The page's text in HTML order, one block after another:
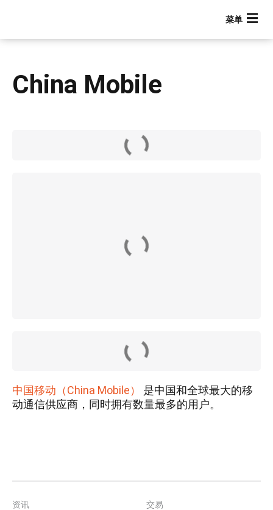
China Mobile
中国移动（China Mobile）
是中国和全球最大的移
动通信供应商，同时拥有数量最多的用户。
资讯 交易